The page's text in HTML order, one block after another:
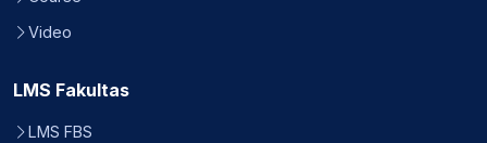
Video
LMS Fakultas
LMS FBS